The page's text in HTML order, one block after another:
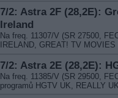
7/2: Astra 2F (28,2E):
Ireland
Na freq. 11307/V (SR 27500,
IRELAND, GREAT! TV
7/2: Astra 2E (28,2E):
Na freq. 11385/V (SR 29500,
programů HGTV UK, REALLY UK